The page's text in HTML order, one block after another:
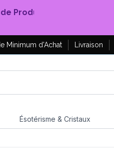
Produits
Minimum d'Achat Livraison
Ésotérisme & Cristaux